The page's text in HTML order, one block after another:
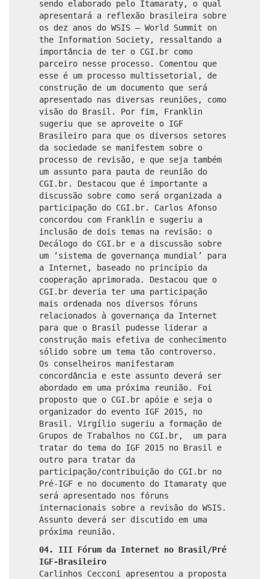
sendo elaborado pelo Itamaraty, o qual
apresentará a reflexão brasileira sobre
os dez anos do WSIS – World Summit on
the Information Society, ressaltando a
importância de ter o CGI.br como
parceiro nesse processo. Comentou que
esse é um processo multissetorial, de
construção de um documento que será
apresentado nas diversas reuniões, como
visão do Brasil. Por fim, Franklin
sugeriu que se aproveite o IGF
Brasileiro para que os diversos setores
da sociedade se manifestem sobre o
processo de revisão, e que seja também
um assunto para pauta de reunião do
CGI.br. Destacou que é importante a
discussão sobre como será organizada a
participação do CGI.br. Carlos Afonso
concordou com Franklin e sugeriu a
inclusão de dois temas na revisão: o
Decálogo do CGI.br e a discussão sobre
um ‘sistema de governança mundial’ para
a Internet, baseado no principio da
cooperação aprimorada. Destacou que o
CGI.br deveria ter uma participação
mais ordenada nos diversos fóruns
relacionados à governança da Internet
para que o Brasil pudesse liderar a
construção mais efetiva de conhecimento
sólido sobre um tema tão controverso.
Os conselheiros manifestaram
concordância e este assunto deverá ser
abordado em uma próxima reunião. Foi
proposto que o CGI.br apóie e seja o
organizador do evento IGF 2015, no
Brasil. Virgílio sugeriu a formação de
Grupos de Trabalhos no CGI.br, um para
tratar do tema do IGF 2015 no Brasil e
outro para tratar da
participação/contribuição do CGI.br no
Pré-IGF e no documento do Itamaraty que
será apresentado nos fóruns
internacionais sobre a revisão do WSIS.
Assunto deverá ser discutido em uma
próxima reunião.
04. III Fórum da Internet no Brasil/Pré
IGF-Brasileiro
Carlinhos Cecconi apresentou a proposta